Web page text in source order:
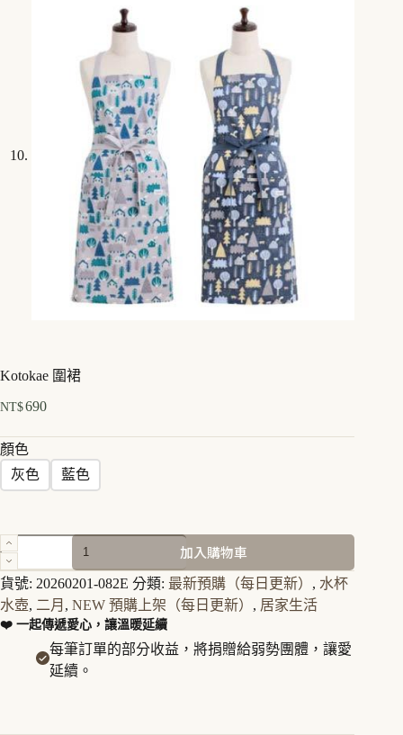
Kotokae 圍裙
NT$690
顏色
灰色
藍色
Kotokae
圍
裙
數
量
加入購物車
貨號: 20260201-082E 分類: 最新預購（每日更新） , 水杯
水壺, 二月 , NEW 預購上架（每日更新） , 居家生活
❤️ 一起傳遞愛心，讓溫暖延續
每筆訂單的部分收益，將捐贈給弱勢團體，讓愛
延續。